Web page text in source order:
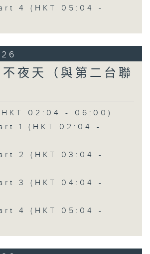
4 (HKT 05:04 -
夜天（與第二台聯
02:04 - 06:00)
1 (HKT 02:04 -
2 (HKT 03:04 -
3 (HKT 04:04 -
4 (HKT 05:04 -